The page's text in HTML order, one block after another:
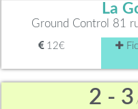
La
Ground Control 81
12€
2 - 3